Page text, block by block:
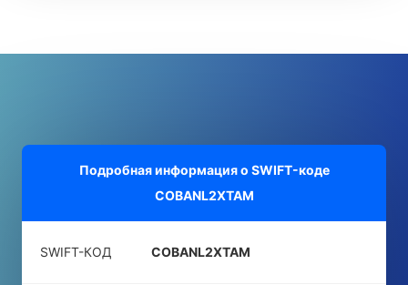
Подробная информация о SWIFT-коде
COBANL2XTAM
SWIFT-КОД COBANL2XTAM